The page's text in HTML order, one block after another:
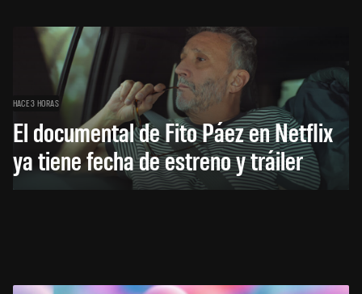
HACE 3 HORAS
El documental de Fito Páez en Netflix
ya tiene fecha de estreno y tráiler